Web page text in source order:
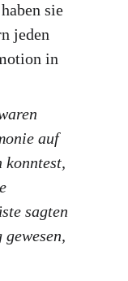
sie
jeden
in
auf
konntest,
sagten